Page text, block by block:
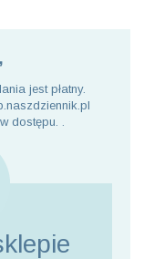
jest płatny.
dostępu. .